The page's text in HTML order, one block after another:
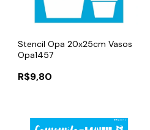
Stencil Opa 20x25cm Vasos
Opa1457
R$9,80